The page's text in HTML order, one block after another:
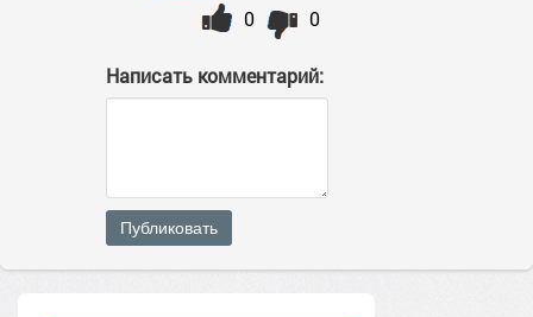
0
0
Написать комментарий:
Публиковать